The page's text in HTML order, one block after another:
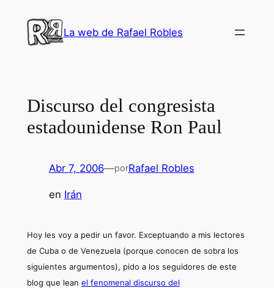
contenido
La web de Rafael Robles
Discurso del congresista
estadounidense Ron Paul
Abr 7, 2006—porRafael Robles
en Irán
Hoy les voy a pedir un favor. Exceptuando a mis lectores
de Cuba o de Venezuela (porque conocen de sobra los
siguientes argumentos), pido a los seguidores de este
blog que lean el fenomenal discurso del